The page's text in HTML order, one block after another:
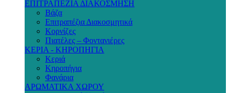
ΕΠΙΤΡΑΠΕΖΙΑ ΔΙΑΚΟΣΜΗΣΗ
Βάζα
Επιτραπέζια Διακοσμητικά
Κορνίζες
Πιατέλες – Φοντανιέρες
ΚΕΡΙΑ - ΚΗΡΟΠΗΓΙΑ
Κεριά
Κηροπήγια
Φανάρια
ΑΡΩΜΑΤΙΚΑ ΧΩΡΟΥ